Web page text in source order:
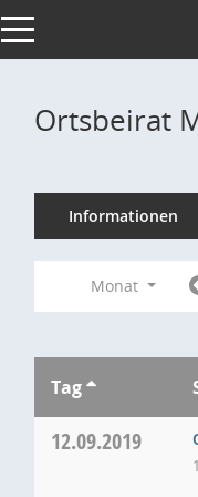
Toggle navigation
Ortsbeirat
Informationen
Monat
Tag
12.09.2019